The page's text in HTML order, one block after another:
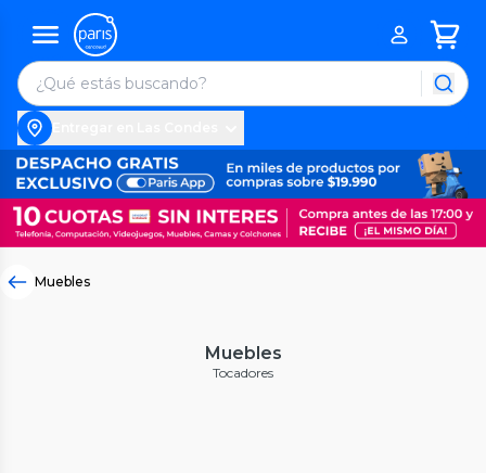
Muebles
Muebles
Tocadores